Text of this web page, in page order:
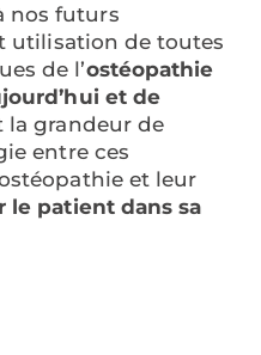
nos futurs
utilisation de toutes
de l’ostéopathie
et de
la grandeur de
entre ces
et leur
le patient dans sa